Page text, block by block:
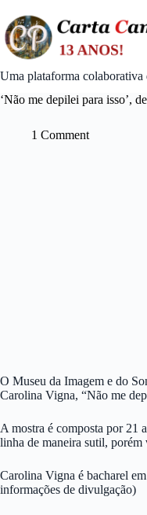
content
Uma plataforma colaborativa
‘Não me depilei para isso’,
1 Comment
O Museu da Imagem e do
Carolina Vigna, “Não me
A mostra é composta por 21
linha de maneira sutil, porém
Carolina Vigna é bacharel
informações de divulgação)